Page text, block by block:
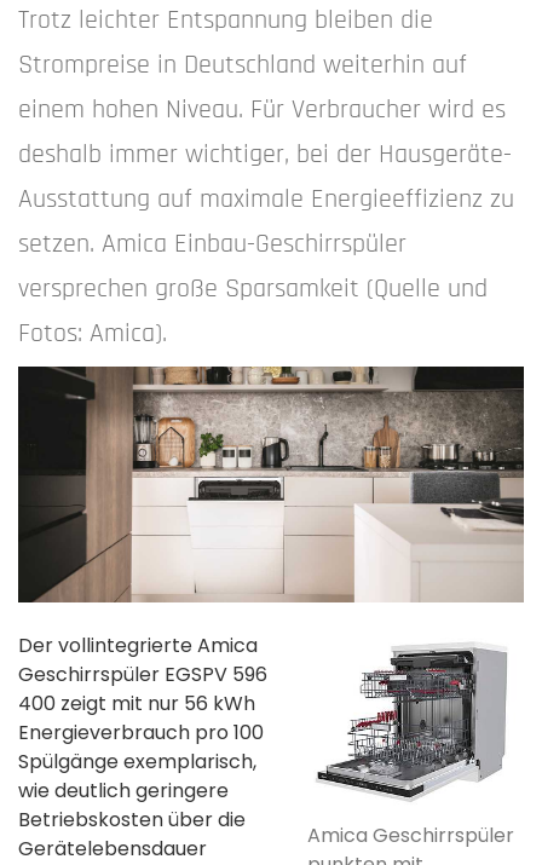
Trotz leichter Entspannung bleiben die
Strompreise in Deutschland weiterhin auf
einem hohen Niveau. Für Verbraucher wird es
deshalb immer wichtiger, bei der Hausgeräte-
Ausstattung auf maximale Energieeffizienz zu
setzen. Amica Einbau-Geschirrspüler
versprechen große Sparsamkeit (Quelle und
Fotos: Amica).
Amica Geschirrspüler
Der vollintegrierte Amica
Geschirrspüler EGSPV 596
400 zeigt mit nur 56 kWh
Energieverbrauch pro 100
Spülgänge exemplarisch,
wie deutlich geringere
Betriebskosten über die
Gerätelebensdauer